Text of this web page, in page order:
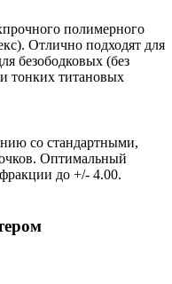
полимерного
Отлично подходят для
безободковых (без
тонких титановых
со стандартными,
Оптимальный
до +/- 4.00.